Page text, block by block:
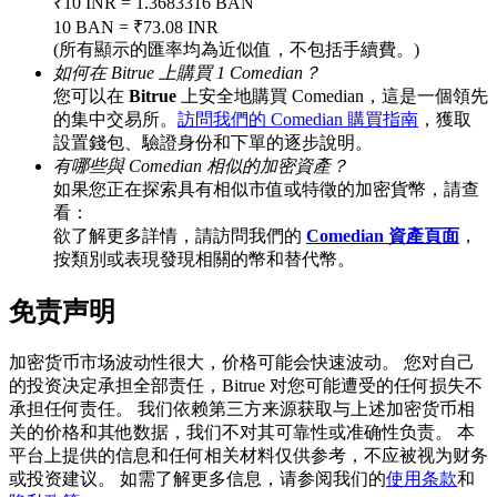
BTC 專享獎勵
充值並交易BTC瓜分 25,000 USDT 獎池！
充值CASHCAT & 赢取
瓜分 500000 CASHCAT 獎池
BitMart 用戶遷移專享
註冊&交易贏 500,000 USDT
10 BAN = ₹73.08 INR
(所有顯示的匯率均為近似值，不包括手續費。)
如何在 Bitrue 上購買 1 Comedian？
您可以在 Bitrue 上安全地購買 Comedian，這是一個領先
的集中交易所。 訪問我們的 Comedian 購買指南 ，獲取
設置錢包、驗證身份和下單的逐步說明。
有哪些與 Comedian 相似的加密資產？
如果您正在探索具有相似市值或特徵的加密貨幣，請查
看：
欲了解更多詳情，請訪問我們的 Comedian 資產頁面 ，
按類別或表現發現相關的幣和替代幣。
免责声明
加密货币市场波动性很大，价格可能会快速波动。 您对自己
的投资决定承担全部责任，Bitrue 对您可能遭受的任何损失不
承担任何责任。 我们依赖第三方来源获取与上述加密货币相
关的价格和其他数据，我们不对其可靠性或准确性负责。 本
平台上提供的信息和任何相关材料仅供参考，不应被视为财务
或投资建议。 如需了解更多信息，请参阅我们的使用条款和